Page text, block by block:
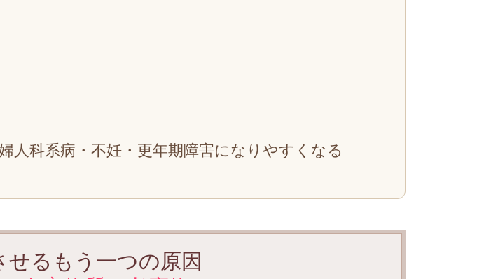
人科系病・不妊・更年期障害になりやすくなる
せるもう一つの原因